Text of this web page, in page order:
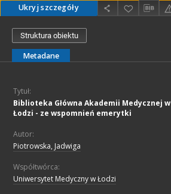
Ukryj szczegóły
Struktura obiektu
Metadane
Tytuł:
Biblioteka Główna Akademii Medycznej w
Łodzi - ze wspomnień emerytki
Autor:
Piotrowska, Jadwiga
Współtwórca:
Uniwersytet Medyczny w Łodzi